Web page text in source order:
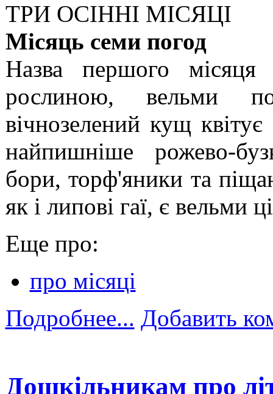
ТРИ ОСІННІ МІСЯЦІ
Місяць семи погод
Назва першого
рослиною, вельми
вічнозелений кущ
найпишніше рожево-
бори, торф'яники та
як і липові гаї, є вельми
Еще про:
про місяці
Подробнее... Добавить
Дошкільникам про